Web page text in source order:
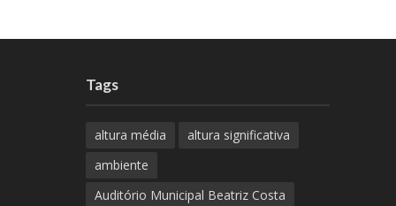
Tags
altura média
altura significativa
ambiente
Auditório Municipal Beatriz Costa